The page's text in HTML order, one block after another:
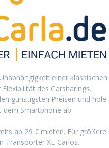
einer klassischen
des Carsharings.
günstigsten Preisen und hole
dem Smartphone ab.
ab 29 € mieten. Für größere
Transporter XL Carlos.